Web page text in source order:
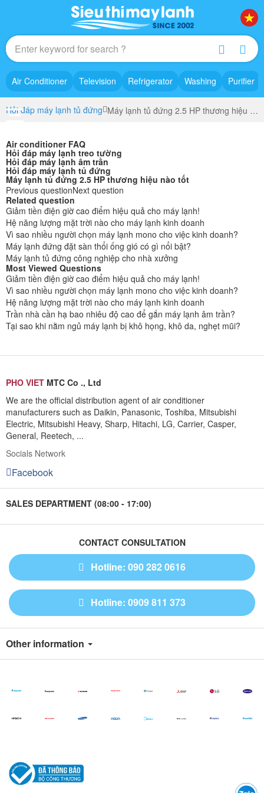
Air Conditioner Television Refrigerator Washing Purifier
Hỏi đáp máy lạnh tủ đứng Máy lạnh tủ đứng 2.5 HP thương hiệu nào tốt
Air conditioner FAQ
Hỏi đáp máy lạnh treo tường
Hỏi đáp máy lạnh âm trần
Hỏi đáp máy lạnh tủ đứng
Máy lạnh tủ đứng 2.5 HP thương hiệu nào tốt
Previous questionNext question
Related question
Giảm tiền điện giờ cao điểm hiệu quả cho máy lạnh!
Hệ năng lượng mặt trời nào cho máy lạnh kinh doanh
Vì sao nhiều người chọn máy lạnh mono cho việc kinh doanh?
Máy lạnh đứng đặt sàn thổi ống gió có gì nổi bật?
Máy lạnh tủ đứng công nghiệp cho nhà xưởng
Most Viewed Questions
Giảm tiền điện giờ cao điểm hiệu quả cho máy lạnh!
Vì sao nhiều người chọn máy lạnh mono cho việc kinh doanh?
Hệ năng lượng mặt trời nào cho máy lạnh kinh doanh
Trần nhà cần hạ bao nhiêu độ cao để gắn máy lạnh âm trần?
Tại sao khi nằm ngủ máy lạnh bị khô họng, khô da, nghẹt mũi?
PHO VIET MTC Co ., Ltd
We are the official distribution agent of air conditioner
manufacturers such as Daikin, Panasonic, Toshiba, Mitsubishi
Electric, Mitsubishi Heavy, Sharp, Hitachi, LG, Carrier, Casper,
General, Reetech, ...
Socials Network
Facebook
SALES DEPARTMENT (08:00 - 17:00)
CONTACT CONSULTATION
Hotline: 090 282 0616
Hotline: 0909 811 373
Other information